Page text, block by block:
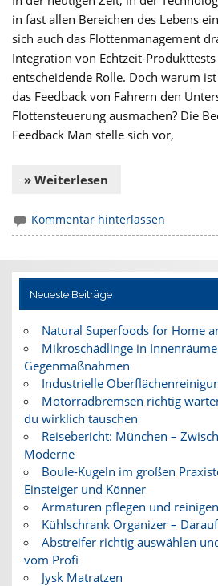
in fast allen Bereichen des Lebens
sich auch das Flottenmanagement
Integration von Echtzeit-
entscheidende Rolle. Doch warum
das Feedback von Fahrern den
Flottensteuerung ausmachen? Die
Feedback Man stelle sich vor,
» Weiterlesen
Kommentar hinterlassen
Neueste Beiträge
Natural Superfoods for Home
Mikroschädlinge in
Gegenmaßnahmen
Industrielle
Motorradbremsen richtig
du wirklich tauschen
Reisebericht: München –
Moderne
Boule-Kugeln im großen
Einsteiger und Könner
Armaturen pflegen und
Kühlschrank Organizer –
Abstreifer richtig auswählen
vom Profi
Jysk Matratzen